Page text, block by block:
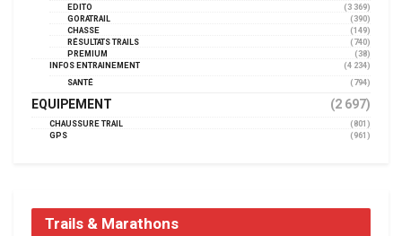
EDITO
(3 369)
GORATRAIL
(390)
CHASSE
(149)
RÉSULTATS TRAILS
(740)
PREMIUM
(38)
INFOS ENTRAINEMENT
(4 234)
SANTÉ
(794)
EQUIPEMENT (2 697)
CHAUSSURE TRAIL
(801)
GPS
(961)
Trails & Marathons